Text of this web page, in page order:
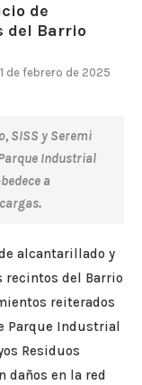
de
del Barrio
de febrero de 2025
SISS y Seremi
Industrial
a
alcantarillado y
del Barrio
reiterados
Parque Industrial
Residuos
daños en la red